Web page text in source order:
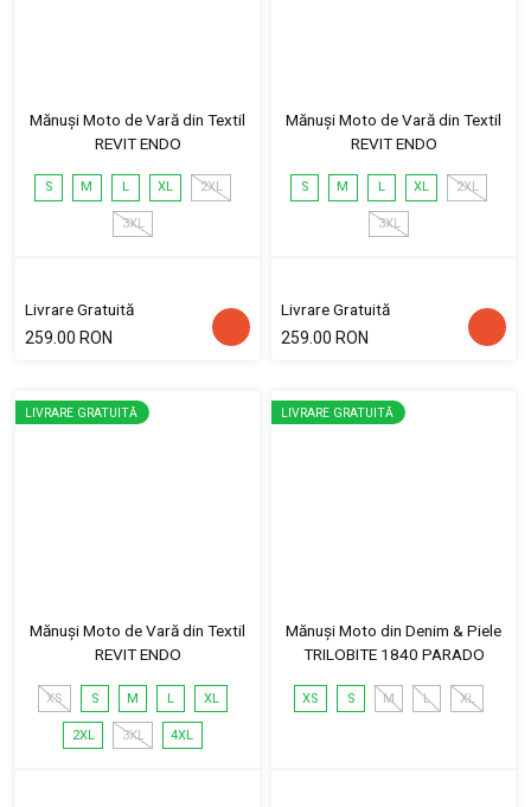
Mănuși Moto de Vară din Textil
REVIT ENDO
S M L XL 2XL
3XL
Livrare Gratuită
259.00 RON
Mănuși Moto de Vară din Textil
REVIT ENDO
S M L XL 2XL
3XL
Livrare Gratuită
259.00 RON
LIVRARE GRATUITĂ
Mănuși Moto de Vară din Textil
REVIT ENDO
XS S M L XL
2XL 3XL 4XL
LIVRARE GRATUITĂ
Mănuși Moto din Denim & Piele
TRILOBITE 1840 PARADO
XS S M L XL